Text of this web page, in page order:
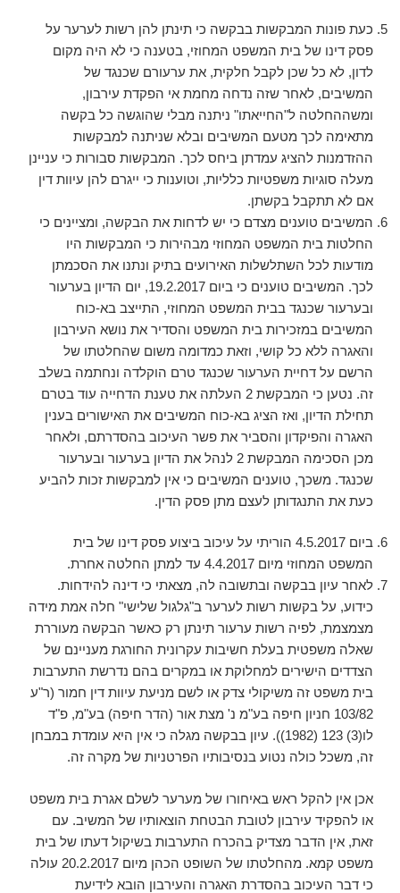
כעת פונות המבקשות בבקשה כי תינתן להן רשות לערער על
פסק דינו של בית המשפט המחוזי, בטענה כי לא היה מקום
לדון, לא כל שכן לקבל חלקית, את ערעורם שכנגד של
המשיבים, לאחר שזה נדחה מחמת אי הפקדת עירבון,
ומשההחלטה ל"החייאתו" ניתנה מבלי שהוגשה כל בקשה
מתאימה לכך מטעם המשיבים ובלא שניתנה למבקשות
ההזדמנות להציג עמדתן ביחס לכך. המבקשות סבורות כי עניינן
מעלה סוגיות משפטיות כלליות, וטוענות כי ייגרם להן עיוות דין
אם לא תתקבל בקשתן.
המשיבים טוענים מצדם כי יש לדחות את הבקשה, ומציינים כי
החלטות בית המשפט המחוזי מבהירות כי המבקשות היו
מודעות לכל השתלשלות האירועים בתיק ונתנו את הסכמתן
לכך. המשיבים טוענים כי ביום 19.2.2017, יום הדיון בערעור
ובערעור שכנגד בבית המשפט המחוזי, התייצב בא-כוח
המשיבים במזכירות בית המשפט והסדיר את נושא העירבון
והאגרה ללא כל קושי, וזאת כמדומה משום שהחלטתו של
הרשם על דחיית הערעור שכנגד טרם הוקלדה ונחתמה בשלב
זה. נטען כי המבקשת 2 העלתה את טענת הדחייה עוד בטרם
תחילת הדיון, ואז הציג בא-כוח המשיבים את האישורים בענין
האגרה והפיקדון והסביר את פשר העיכוב בהסדרתם, ולאחר
מכן הסכימה המבקשת 2 לנהל את הדיון בערעור ובערעור
שכנגד. משכך, טוענים המשיבים כי אין למבקשות זכות להביע
כעת את התנגדותן לעצם מתן פסק הדין.
ביום 4.5.2017 הוריתי על עיכוב ביצוע פסק דינו של בית
המשפט המחוזי מיום 4.4.2017 עד למתן החלטה אחרת.
לאחר עיון בבקשה ובתשובה לה, מצאתי כי דינה להידחות.
כידוע, על בקשות רשות לערער ב"גלגול שלישי" חלה אמת מידה
מצמצמת, לפיה רשות ערעור תינתן רק כאשר הבקשה מעוררת
שאלה משפטית בעלת חשיבות עקרונית החורגת מעניינם של
הצדדים הישירים למחלוקת או במקרים בהם נדרשת התערבות
בית משפט זה משיקולי צדק או לשם מניעת עיוות דין חמור (ר"ע
103/82 חניון חיפה בע"מ נ' מצת אור (הדר חיפה) בע"מ, פ"ד
לו(3) 123 (1982)). עיון בבקשה מגלה כי אין היא עומדת במבחן
זה, משכל כולה נטוע בנסיבותיו הפרטניות של מקרה זה.
אכן אין להקל ראש באיחורו של מערער לשלם אגרת בית משפט
או להפקיד עירבון לטובת הבטחת הוצאותיו של המשיב. עם
זאת, אין הדבר מצדיק בהכרח התערבות בשיקול דעתו של בית
משפט קמא. מהחלטתו של השופט הכהן מיום 20.2.2017 עולה
כי דבר העיכוב בהסדרת האגרה והעירבון הובא לידיעת